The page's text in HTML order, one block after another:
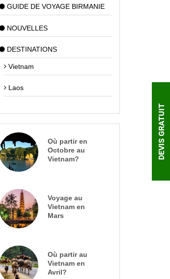
GUIDE DE VOYAGE BIRMANIE
NOUVELLES
DESTINATIONS
Vietnam
Laos
Où partir en
Octobre au
Vietnam?
Voyage au
Vietnam en
Mars
Où partir au
Vietnam en
Avril?
DEVIS GRATUIT